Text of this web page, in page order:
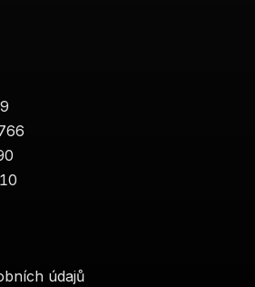
údajů